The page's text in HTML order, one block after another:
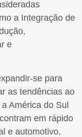
a Integração de
e
se para
as tendências ao
América do Sul
em rápido
e automotivo,